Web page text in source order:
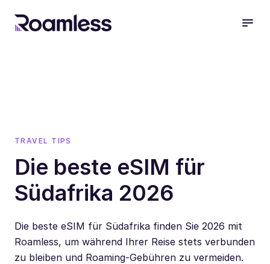
TRAVEL TIPS
Die beste eSIM für
Südafrika 2026
Die beste eSIM für Südafrika finden Sie 2026 mit
Roamless, um während Ihrer Reise stets verbunden
zu bleiben und Roaming-Gebühren zu vermeiden.